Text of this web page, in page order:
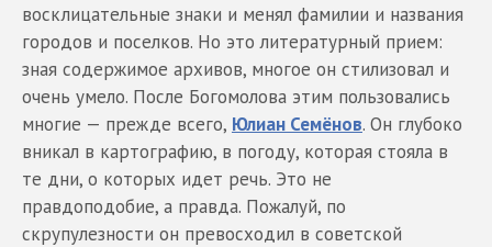
восклицательные знаки и менял фамилии и названия
городов и поселков. Но это литературный прием:
зная содержимое архивов, многое он стилизовал и
очень умело. После Богомолова этим пользовались
многие — прежде всего, Юлиан Семёнов. Он глубоко
вникал в картографию, в погоду, которая стояла в
те дни, о которых идет речь. Это не
правдоподобие, а правда. Пожалуй, по
скрупулезности он превосходил в советской